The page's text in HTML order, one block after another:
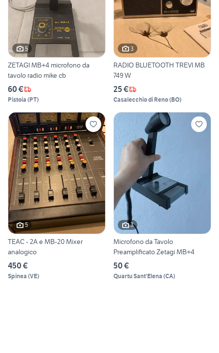
5
ZETAGI MB+4 microfono da
tavolo radio mike cb
60 €
Pistoia (PT)
3
RADIO BLUETOOTH TREVI MB
749 W
25 €
Casalecchio di Reno(BO)
5
TEAC - 2A e MB-20 Mixer
analogico
450 €
Spinea (VE)
3
Microfono da Tavolo
Preamplificato Zetagi MB+4
50 €
Quartu Sant'Elena (CA)